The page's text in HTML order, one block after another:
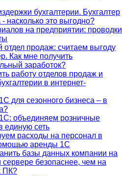
бухгалтерии. Бухгалтер
- насколько это выгодно?
на предприятии: проводки
отдел продаж: считаем выгоду
Как мне получить
заработок?
работу отделов продаж и
в интернет-
для сезонного бизнеса – в
объединяем розничные
единую сеть
расходы на персонал в
аренды 1С
базы данных компании на
сервере безопаснее, чем на
ПК?